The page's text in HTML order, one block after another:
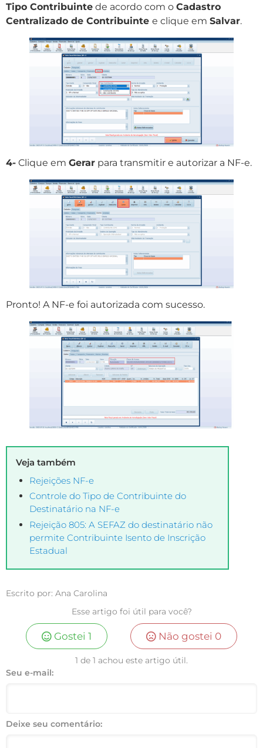
Tipo Contribuinte de acordo com o Cadastro
Centralizado de Contribuinte e clique em Salvar.
4- Clique em Gerar para transmitir e autorizar a NF-e.
Pronto! A NF-e foi autorizada com sucesso.
Veja também
Rejeições NF-e
Controle do Tipo de Contribuinte do
Destinatário na NF-e
Rejeição 805: A SEFAZ do destinatário não
permite Contribuinte Isento de Inscrição
Estadual
Escrito por: Ana Carolina
Esse artigo foi útil para você?
Gostei1 Não gostei 0
1 de 1 achou este artigo útil.
Seu e-mail:
Deixe seu comentário: